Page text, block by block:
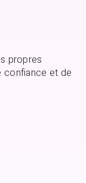
propres
confiance et de